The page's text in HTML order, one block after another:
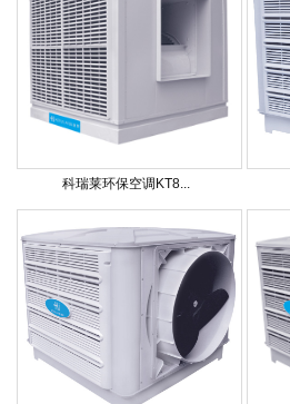
科瑞莱环保空调KT8...